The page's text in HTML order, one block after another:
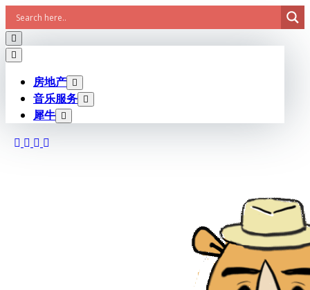
Skip
to
content
房地产
音乐服务
犀牛